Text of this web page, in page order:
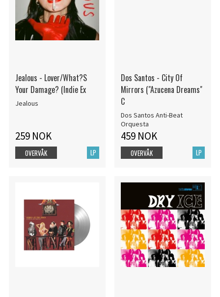
Jealous - Lover/What?S
Your Damage? (Indie Ex
Jealous
259 NOK
LP
OVERVÅK
Dos Santos - City Of
Mirrors ("Azucena Dreams"
C
Dos Santos Anti-Beat
Orquesta
459 NOK
LP
OVERVÅK